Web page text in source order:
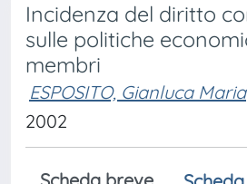
Incidenza del diritto
sulle politiche
membri
ESPOSITO, Gianluca Maria
2002